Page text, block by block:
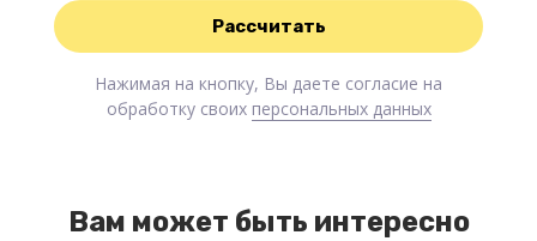
Нажимая на кнопку, Вы даете согласие на
обработку своих персональных данных
Вам может быть интересно